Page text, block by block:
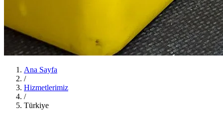
Ana Sayfa
/
Hizmetlerimiz
/
Türkiye